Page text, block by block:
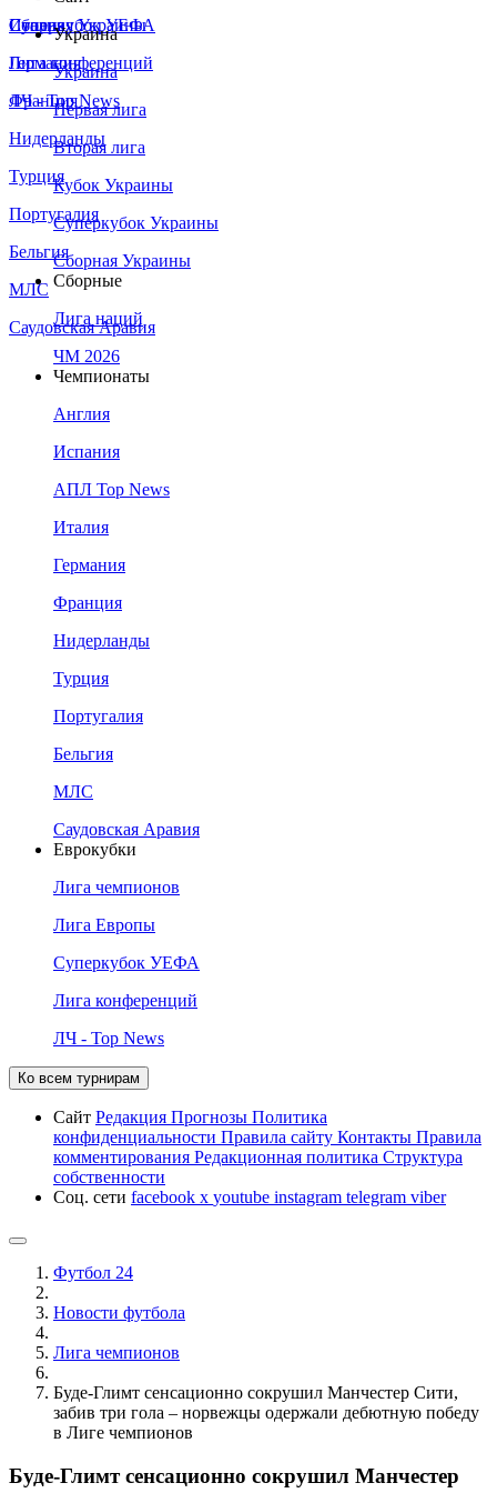
Сборная Украины
Италия
Германия
Франция
Нидерланды
Турция
Португалия
Бельгия
МЛС
Саудовская Аравия
Суперкубок УЕФА
Лига конференций
ЛЧ - Top News
Украина
Украина
Первая лига
Вторая лига
Кубок Украины
Суперкубок Украины
Сборная Украины
Сборные
Лига наций
ЧМ 2026
Чемпионаты
Англия
Испания
АПЛ Top News
Италия
Германия
Франция
Нидерланды
Турция
Португалия
Бельгия
МЛС
Саудовская Аравия
Еврокубки
Лига чемпионов
Лига Европы
Суперкубок УЕФА
Лига конференций
ЛЧ - Top News
Ко всем турнирам
Сайт Редакция Прогнозы Политика
конфиденциальности Правила сайту Контакты Правила
комментирования Редакционная политика Структура
собственности
Соц. сети facebook x youtube instagram telegram viber
Футбол 24
Новости футбола
Лига чемпионов
Буде-Глимт сенсационно сокрушил Манчестер Сити,
забив три гола – норвежцы одержали дебютную победу
в Лиге чемпионов
Буде-Глимт сенсационно сокрушил Манчестер